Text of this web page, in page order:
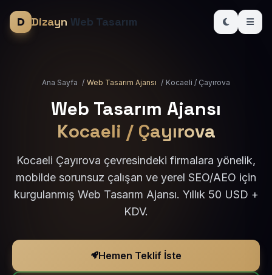
Dizayn Web Tasarım
Ana Sayfa / Web Tasarım Ajansı / Kocaeli / Çayırova
Web Tasarım Ajansı
Kocaeli / Çayırova
Kocaeli Çayırova çevresindeki firmalara yönelik,
mobilde sorunsuz çalışan ve yerel SEO/AEO için
kurgulanmış Web Tasarım Ajansı. Yıllık 50 USD +
KDV.
Hemen Teklif İste